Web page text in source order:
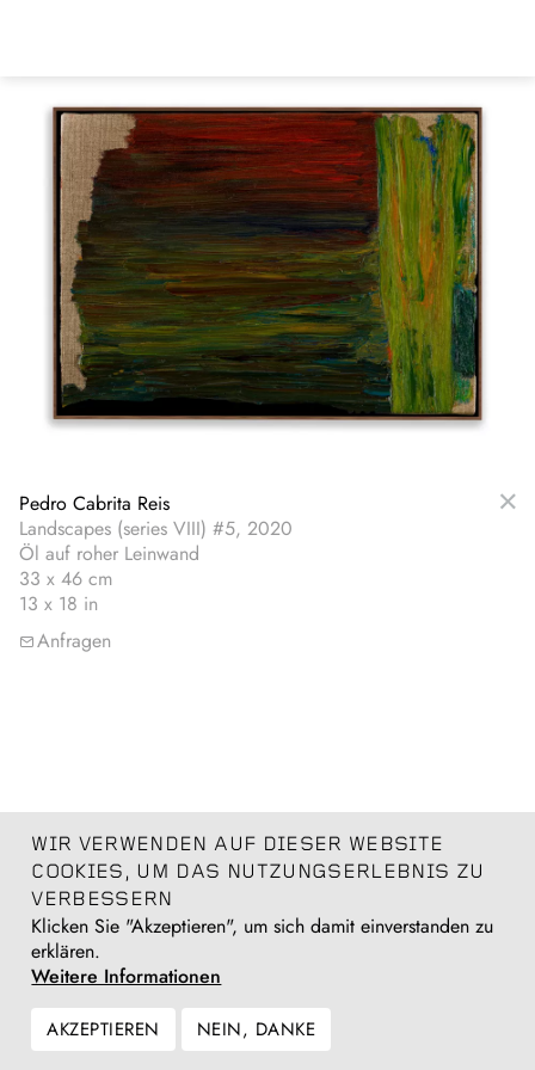
Pedro Cabrita Reis
Landscapes (series VIII) #5, 2020
Öl auf roher Leinwand
33 x 46 cm
13 x 18 in
Anfragen
WIR VERWENDEN AUF DIESER WEBSITE
COOKIES, UM DAS NUTZUNGSERLEBNIS ZU
VERBESSERN
Klicken Sie "Akzeptieren", um sich damit einverstanden zu
erklären.
Weitere Informationen
AKZEPTIEREN NEIN, DANKE